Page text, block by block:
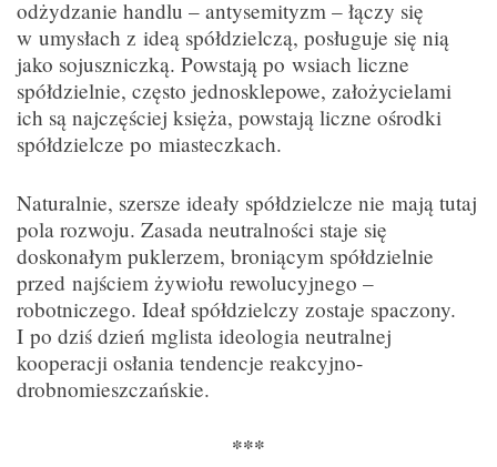
odżydzanie handlu – antysemityzm – łączy się
w umysłach z ideą spółdzielczą, posługuje się nią
jako sojuszniczką. Powstają po wsiach liczne
spółdzielnie, często jednosklepowe, założycielami
ich są najczęściej księża, powstają liczne ośrodki
spółdzielcze po miasteczkach.
Naturalnie, szersze ideały spółdzielcze nie mają tutaj
pola rozwoju. Zasada neutralności staje się
doskonałym puklerzem, broniącym spółdzielnie
przed najściem żywiołu rewolucyjnego –
robotniczego. Ideał spółdzielczy zostaje spaczony.
I po dziś dzień mglista ideologia neutralnej
kooperacji osłania tendencje reakcyjno-
drobnomieszczańskie.
***